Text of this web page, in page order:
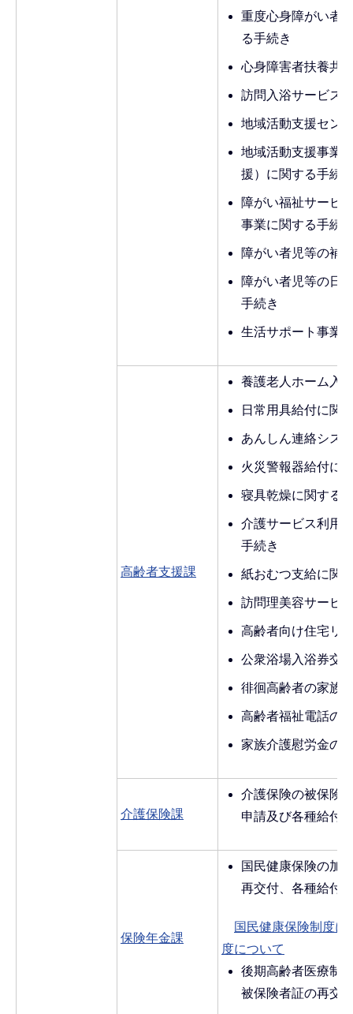
重度心身障がい者
る手続き
心身障害者扶養共
訪問入浴サービス
地域活動支援セン
地域活動支援事業
援）に関する手続
障がい福祉サービ
事業に関する手続
障がい者児等の補
障がい者児等の日
手続き
生活サポート事業
高齢者支援課
養護老人ホーム入
日常用具給付に関
あんしん連絡シス
火災警報器給付に
寝具乾燥に関する
介護サービス利用
手続き
紙おむつ支給に関
訪問理美容サービ
高齢者向け住宅リ
公衆浴場入浴券交
徘徊高齢者の家族
高齢者福祉電話の
家族介護慰労金の
介護保険課
介護保険の被保険
申請及び各種給付
保険年金課
国民健康保険の加
再交付、各種給付
国民健康保険制度
度について
後期高齢者医療制
被保険者証の再交